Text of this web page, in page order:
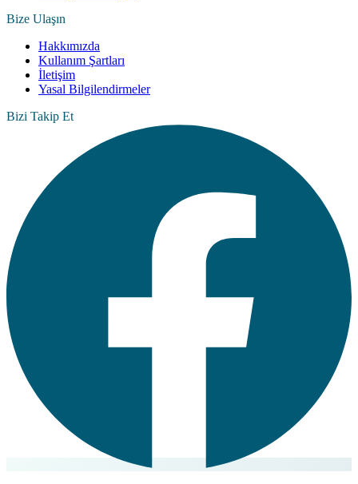
Bize Ulaşın
Hakkımızda
Kullanım Şartları
İletişim
Yasal Bilgilendirmeler
Bizi Takip Et